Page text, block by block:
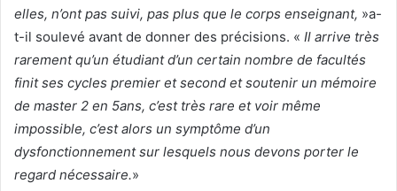
elles, n’ont pas suivi, pas plus que le corps enseignant, »a-
t-il soulevé avant de donner des précisions. « Il arrive très
rarement qu’un étudiant d’un certain nombre de facultés
finit ses cycles premier et second et soutenir un mémoire
de master 2 en 5ans, c’est très rare et voir même
impossible, c’est alors un symptôme d’un
dysfonctionnement sur lesquels nous devons porter le
regard nécessaire.»